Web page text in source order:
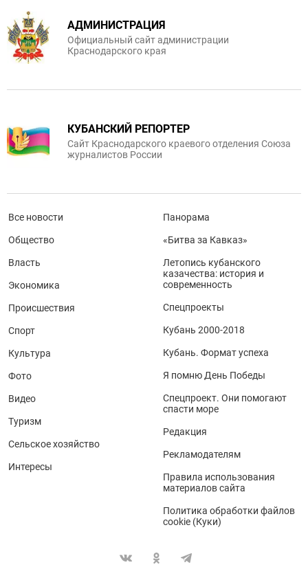
АДМИНИСТРАЦИЯ
Официальный сайт администрации
Краснодарского края
КУБАНСКИЙ РЕПОРТЕР
Сайт Краснодарского краевого отделения Союза
журналистов России
Все новости
Общество
Власть
Экономика
Происшествия
Спорт
Культура
Фото
Видео
Туризм
Сельское хозяйство
Интересы
Панорама
«Битва за Кавказ»
Летопись кубанского
казачества: история и
современность
Спецпроекты
Кубань 2000-2018
Кубань. Формат успеха
Я помню День Победы
Спецпроект. Они помогают
спасти море
Редакция
Рекламодателям
Правила использования
материалов сайта
Политика обработки файлов
cookie (Куки)